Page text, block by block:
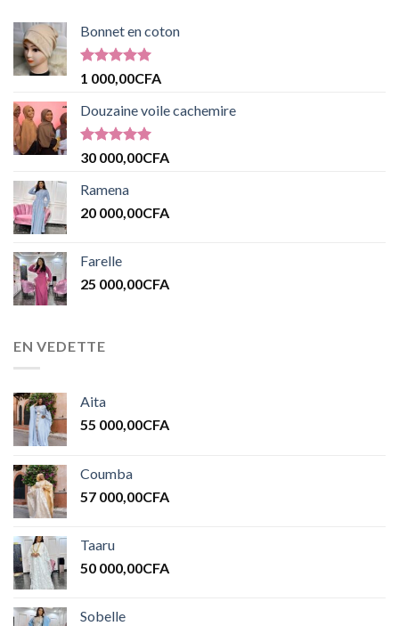
Bonnet en coton
Note 5.00
1 000,00CFA
Douzaine voile cachemire
Note5.00
30 000,00CFA
Ramena
20 000,00CFA
Farelle
25 000,00CFA
EN VEDETTE
Aita
55 000,00CFA
Coumba
57 000,00CFA
Taaru
50 000,00CFA
Sobelle